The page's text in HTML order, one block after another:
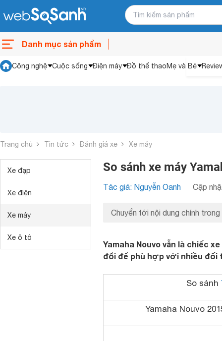
Danh mục sản phẩm
Công nghệ Cuộc sống Điện máy Đồ thể thaoMẹ và Bé
Trang chủ Tin tức Đánh giá xe Xe máy
Xe đạp
Xe điện
Xe máy
Xe ô tô
So sánh xe máy
Tác giả: Nguyễn Oanh Cập
Chuyển tới nội dung chính trong
Yamaha Nouvo vẫn là chiếc
đổi để phù hợp với nhiều
So sánh
Yamaha Nouvo